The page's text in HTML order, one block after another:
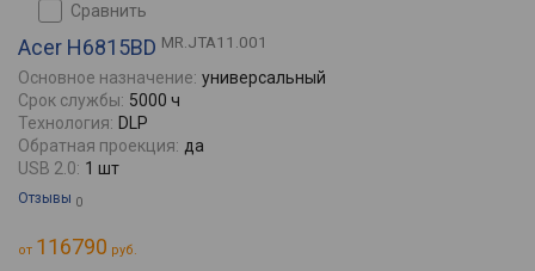
сравнить
Acer H6815BD MR.JTA11.001
Основное назначение: универсальный
Срок службы: 5000 ч
Технология: DLP
Обратная проекция: да
USB 2.0: 1 шт
Отзывы 0
от 116790 руб.